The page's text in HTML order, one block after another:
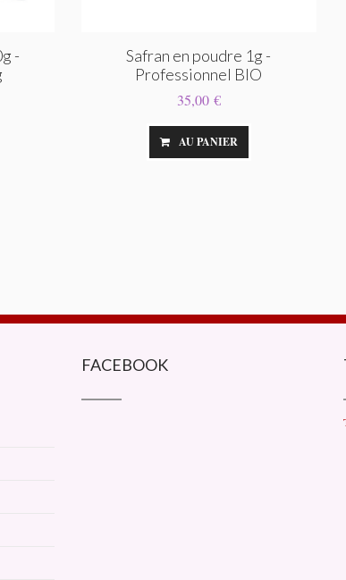
-
Safran en poudre 1g -
Professionnel BIO
35,00 €
AU PANIER
FACEBOOK